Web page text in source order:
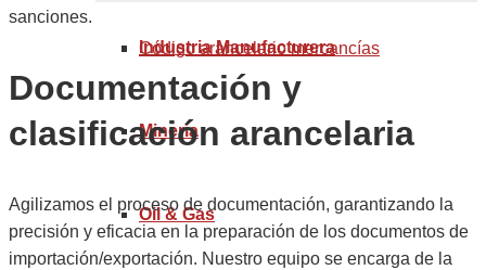
Industria Manufacturera
Minería
Oil & Gas
Código arancelario mercancías
sanciones.
Documentación y
clasificación arancelaria
Agilizamos el proceso de documentación, garantizando la
precisión y eficacia en la preparación de los documentos de
importación/exportación. Nuestro equipo se encarga de la